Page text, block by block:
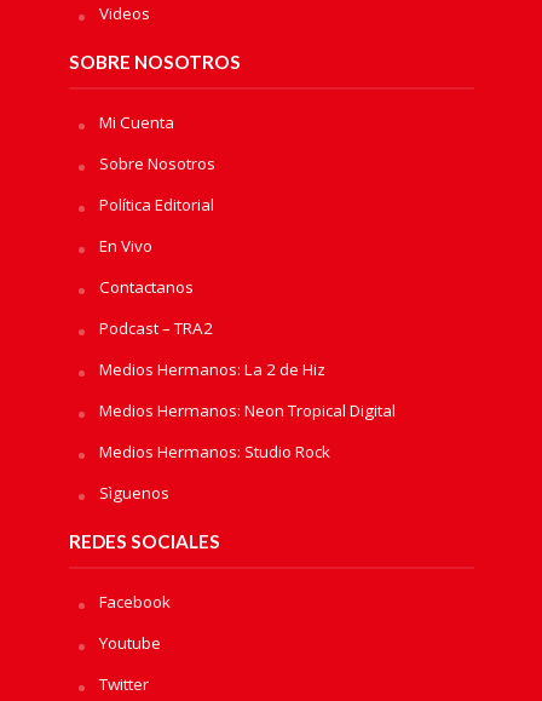
Videos
SOBRE NOSOTROS
Mi Cuenta
Sobre Nosotros
Política Editorial
En Vivo
Contactanos
Podcast – TRA2
Medios Hermanos: La 2 de Hiz
Medios Hermanos: Neon Tropical Digital
Medios Hermanos: Studio Rock
Sìguenos
REDES SOCIALES
Facebook
Youtube
Twitter